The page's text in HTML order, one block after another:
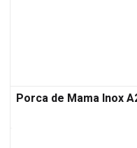
Porca de Mama Inox